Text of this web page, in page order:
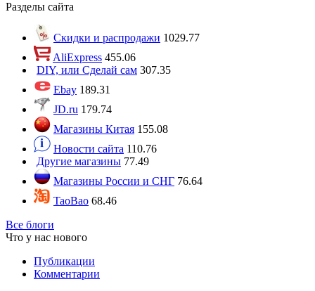
Разделы сайта
Скидки и распродажи 1029.77
AliExpress 455.06
DIY, или Сделай сам 307.35
Ebay 189.31
JD.ru 179.74
Магазины Китая 155.08
Новости сайта 110.76
Другие магазины 77.49
Магазины России и СНГ 76.64
TaoBao 68.46
Все блоги
Что у нас нового
Публикации
Комментарии